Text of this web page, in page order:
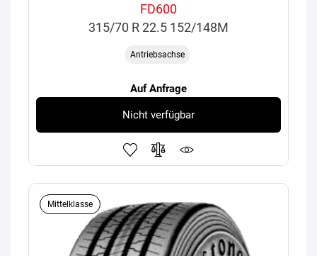
FD600
315/70 R 22.5 152/148M
Antriebsachse
Auf Anfrage
Nicht verfügbar
Mittelklasse